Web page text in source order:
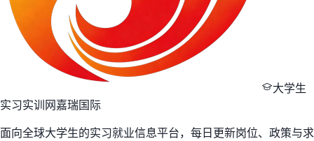
大学生
实习实训网嘉瑞国际
面向全球大学生的实习就业信息平台，每日更新岗位、政策与求